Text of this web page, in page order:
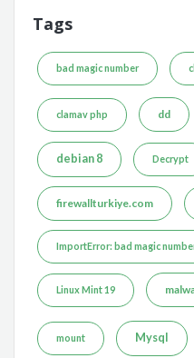
Tags
bad magic number
clamav php dd
debian 8 Decrypt
firewallturkiye.com
ImportError: bad magic
Linux Mint 19
mount Mysql